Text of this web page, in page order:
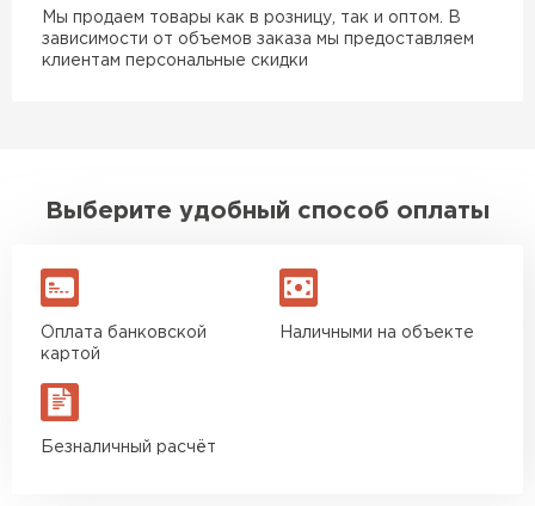
Мы продаем товары как в розницу, так и оптом. В
зависимости от объемов заказа мы предоставляем
клиентам персональные скидки
Выберите удобный способ оплаты
Оплата банковской
картой
Наличными на объекте
Безналичный расчёт